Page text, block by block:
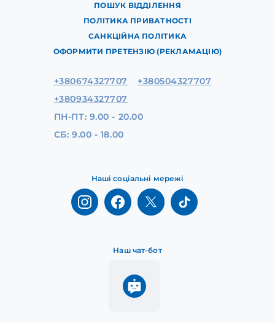
ПОШУК ВІДДІЛЕННЯ
ПОЛІТИКА ПРИВАТНОСТІ
САНКЦІЙНА ПОЛІТИКА
ОФОРМИТИ ПРЕТЕНЗІЮ (РЕКЛАМАЦІЮ)
Наш чат-бот
Наші соціальні мережі
+380674327707
+380504327707
+380934327707
ПН-ПТ: 9.00 - 20.00
СБ: 9.00 - 18.00